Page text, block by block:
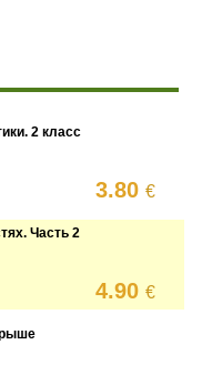
2 класс
3.80€
Часть 2
4.90€